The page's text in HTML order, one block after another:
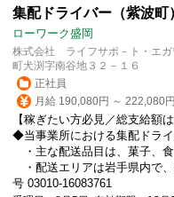
集配ドライバー（紫波町
ローワーク盛岡
株式会社 ライフサポ－ト・エ
町犬渕字南谷地３２－１６
正社員
月給 190,080円 ～ 222,080円
【稼ぎたい方必見／総支給額
◆当事業所における集配ドライ
・主な配送品目は、菓子、食
・配送エリアは岩手県内で
号 03010-16083761